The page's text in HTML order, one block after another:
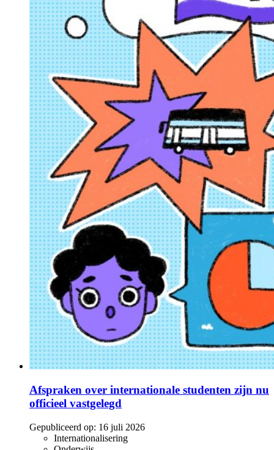
Afspraken over internationale studenten zijn nu
officieel vastgelegd
Gepubliceerd op: 16 juli 2026
Internationalisering